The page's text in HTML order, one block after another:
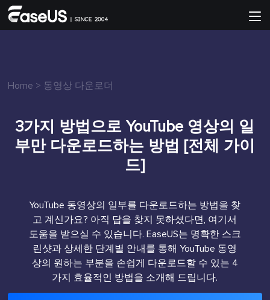
Home > 동영상 다운로더
3가지 방법으로 YouTube 영상의 일
부만 다운로드하는 방법 [전체 가이
드]
YouTube 동영상의 일부를 다운로드하는 방법을 찾
고 계신가요? 아직 답을 찾지 못하셨다면, 여기서
도움을 받으실 수 있습니다. EaseUS는 명확한 스크
린샷과 상세한 단계별 안내를 통해 YouTube 동영
상의 원하는 부분을 손쉽게 다운로드할 수 있는 4
가지 효율적인 방법을 소개해 드립니다.